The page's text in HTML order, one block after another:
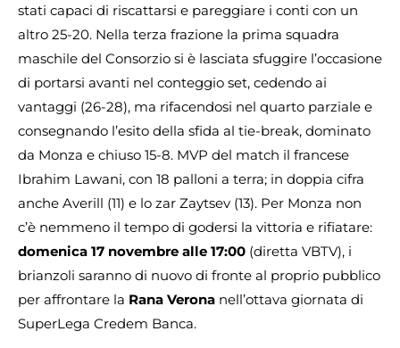
stati capaci di riscattarsi e pareggiare i conti con un
altro 25-20. Nella terza frazione la prima squadra
maschile del Consorzio si è lasciata sfuggire l’occasione
di portarsi avanti nel conteggio set, cedendo ai
vantaggi (26-28), ma rifacendosi nel quarto parziale e
consegnando l’esito della sfida al tie-break, dominato
da Monza e chiuso 15-8. MVP del match il francese
Ibrahim Lawani, con 18 palloni a terra; in doppia cifra
anche Averill (11) e lo zar Zaytsev (13). Per Monza non
c’è nemmeno il tempo di godersi la vittoria e rifiatare:
domenica 17 novembre alle 17:00 (diretta VBTV), i
brianzoli saranno di nuovo di fronte al proprio pubblico
per affrontare la Rana Verona nell’ottava giornata di
SuperLega Credem Banca.